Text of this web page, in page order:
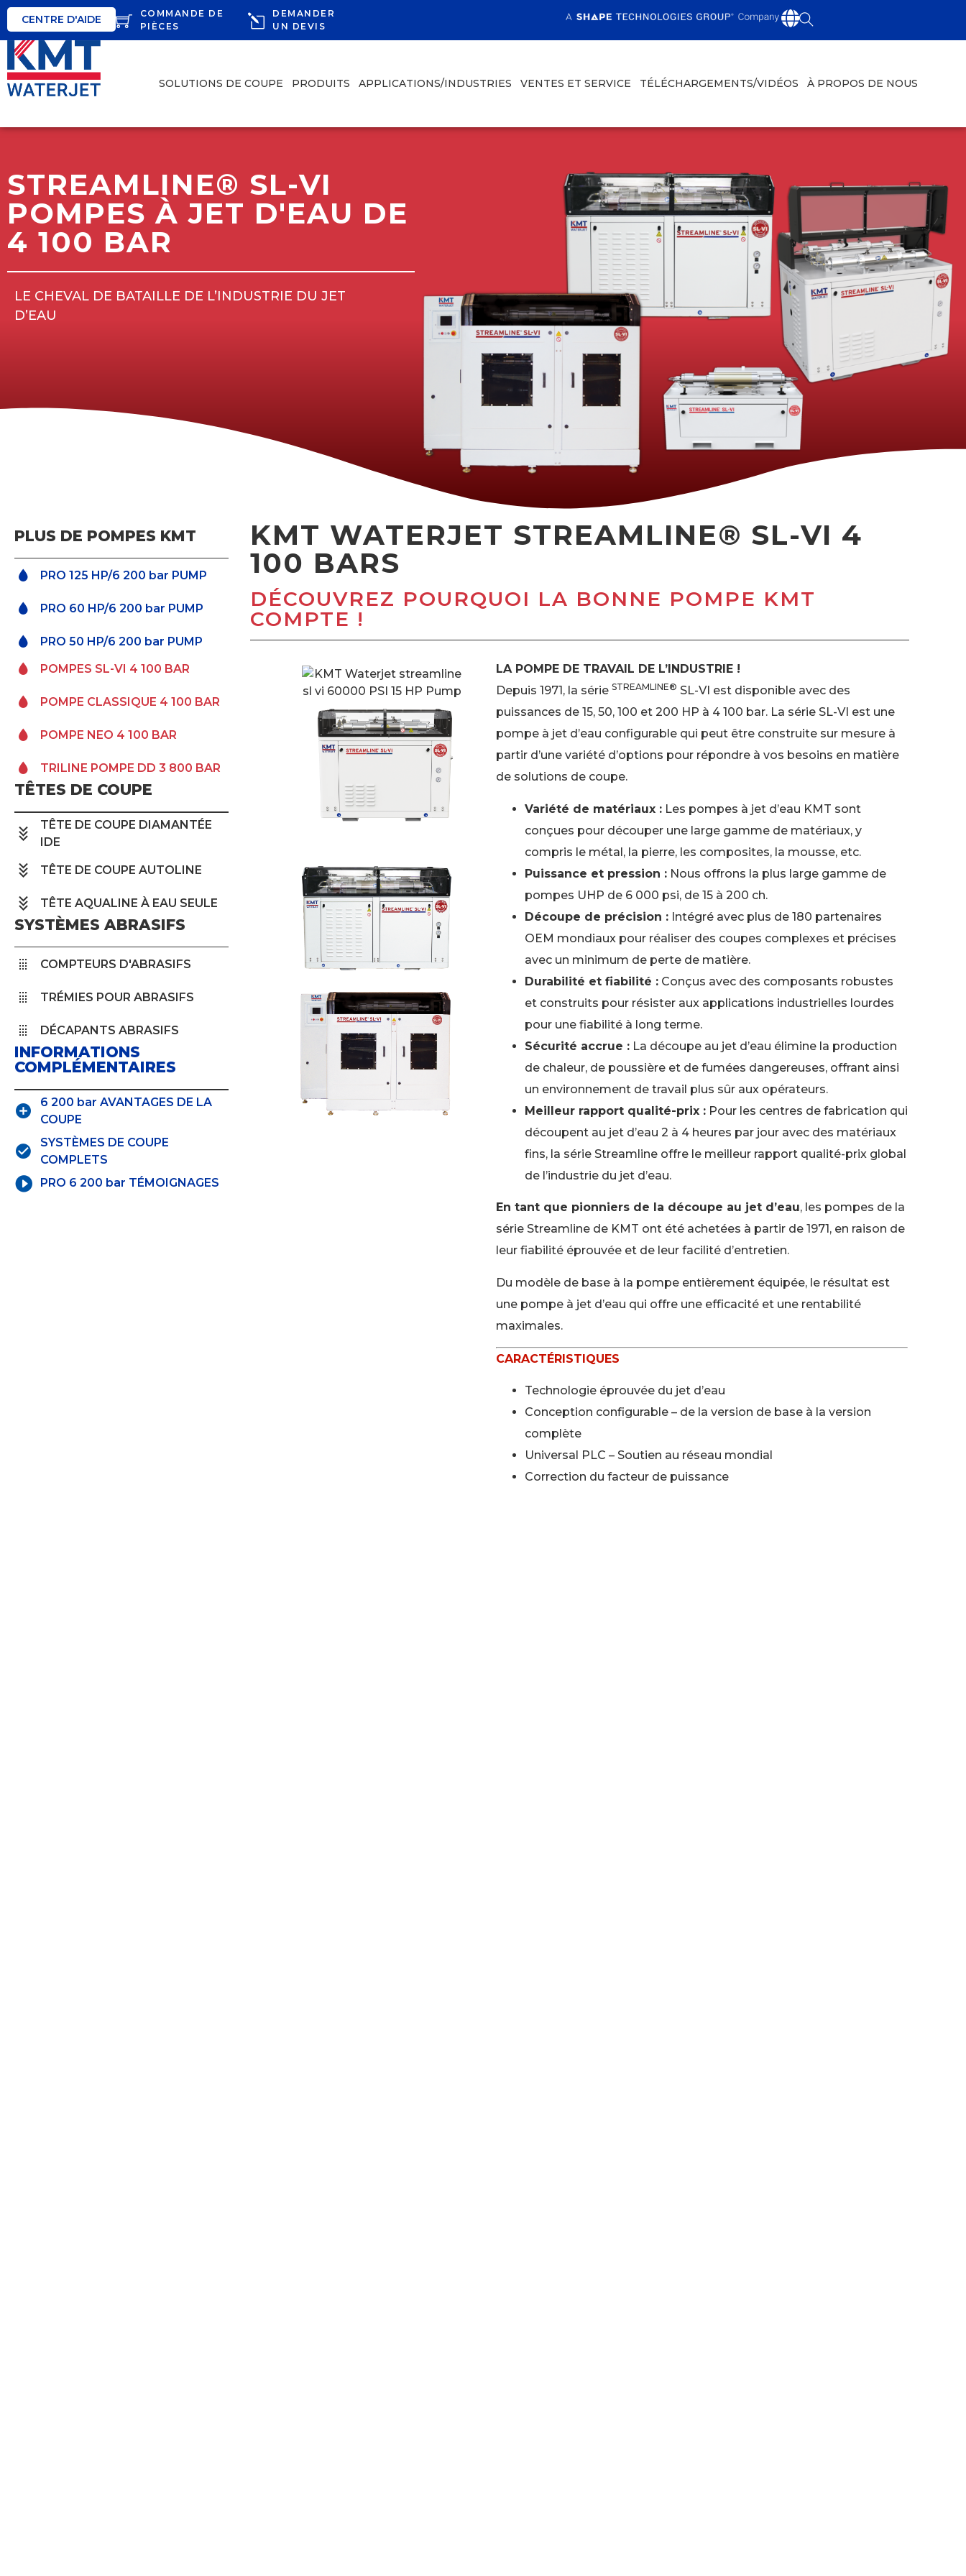
CENTRE D'AIDE
COMMANDE DE
PIÈCES
DEMANDER
UN DEVIS
SOLUTIONS DE COUPE PRODUITS APPLICATIONS/INDUSTRIES VENTES ET SERVICE TÉLÉCHARGEMENTS/VIDÉOS À PROPOS DE NOUS
STREAMLINE® SL-VI
POMPES À JET D'EAU DE
4 100 BAR
LE CHEVAL DE BATAILLE DE L’INDUSTRIE DU JET
D’EAU
PLUS DE POMPES KMT
PRO 125 HP/6 200 bar PUMP
PRO 60 HP/6 200 bar PUMP
PRO 50 HP/6 200 bar PUMP
POMPES SL-VI 4 100 BAR
POMPE CLASSIQUE 4 100 BAR
POMPE NEO 4 100 BAR
TRILINE POMPE DD 3 800 BAR
TÊTES DE COUPE
TÊTE DE COUPE DIAMANTÉE
IDE
TÊTE DE COUPE AUTOLINE
TÊTE AQUALINE À EAU SEULE
SYSTÈMES ABRASIFS
COMPTEURS D'ABRASIFS
TRÉMIES POUR ABRASIFS
DÉCAPANTS ABRASIFS
INFORMATIONS
COMPLÉMENTAIRES
6 200 bar AVANTAGES DE LA
COUPE
SYSTÈMES DE COUPE
COMPLETS
PRO 6 200 bar TÉMOIGNAGES
KMT WATERJET STREAMLINE® SL-VI 4
100 BARS
DÉCOUVREZ POURQUOI LA BONNE POMPE KMT
COMPTE !
LA POMPE DE TRAVAIL DE L’INDUSTRIE !
Depuis 1971, la série STREAMLINE® SL-VI est disponible avec des
puissances de 15, 50, 100 et 200 HP à 4 100 bar. La série SL-VI est une
pompe à jet d’eau configurable qui peut être construite sur mesure à
partir d’une variété d’options pour répondre à vos besoins en matière
de solutions de coupe.
Variété de matériaux :Les pompes à jet d’eau KMT sont
conçues pour découper une large gamme de matériaux, y
compris le métal, la pierre, les composites, la mousse, etc.
Puissance et pression :Nous offrons la plus large gamme de
pompes UHP de 6 000 psi, de 15 à 200 ch.
Découpe de précision :Intégré avec plus de 180 partenaires
OEM mondiaux pour réaliser des coupes complexes et précises
avec un minimum de perte de matière.
Durabilité et fiabilité :Conçus avec des composants robustes
et construits pour résister aux applications industrielles lourdes
pour une fiabilité à long terme.
Sécurité accrue :La découpe au jet d’eau élimine la production
de chaleur, de poussière et de fumées dangereuses, offrant ainsi
un environnement de travail plus sûr aux opérateurs.
Meilleur rapport qualité-prix :Pour les centres de fabrication qui
découpent au jet d’eau 2 à 4 heures par jour avec des matériaux
fins, la série Streamline offre le meilleur rapport qualité-prix global
de l’industrie du jet d’eau.
En tant que pionniers de la découpe au jet d’eau, les pompes de la
série Streamline de KMT ont été achetées à partir de 1971, en raison de
leur fiabilité éprouvée et de leur facilité d’entretien.
Du modèle de base à la pompe entièrement équipée, le résultat est
une pompe à jet d’eau qui offre une efficacité et une rentabilité
maximales.
CARACTÉRISTIQUES
Technologie éprouvée du jet d’eau
Conception configurable – de la version de base à la version
complète
Universal PLC – Soutien au réseau mondial
Correction du facteur de puissance